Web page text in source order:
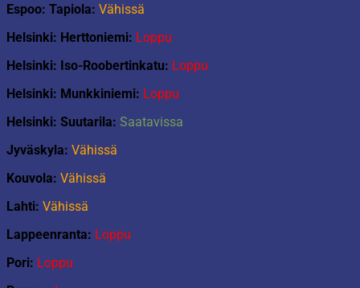
Espoo: Tapiola: Vähissä
Helsinki: Herttoniemi: Loppu
Helsinki: Iso-Roobertinkatu: Loppu
Helsinki: Munkkiniemi: Loppu
Helsinki: Suutarila: Saatavissa
Jyväskyla: Vähissä
Kouvola: Vähissä
Lahti: Vähissä
Lappeenranta: Loppu
Pori: Loppu